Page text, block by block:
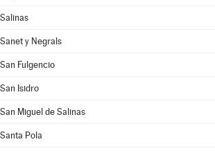
Salinas
Sanet y Negrals
San Fulgencio
San Isidro
San Miguel de Salinas
Santa Pola